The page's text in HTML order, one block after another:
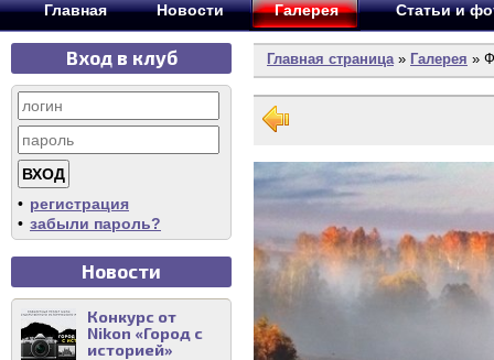
Главная Новости Галерея Статьи и
Вход в клуб
• регистрация
• забыли пароль?
Новости
Конкурс от
Nikon «Город с
историей»
Главная страница» Галерея »